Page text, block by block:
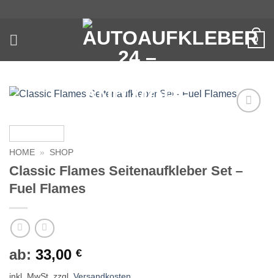
springen
0
HOME » SHOP
Classic Flames Seitenaufkleber Set –
Fuel Flames
ab: 33,00 €